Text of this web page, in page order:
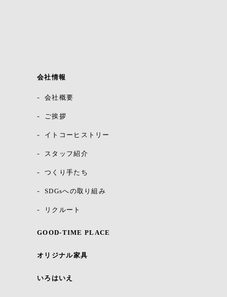
会社情報
会社概要
ご挨拶
イトコーヒストリー
スタッフ紹介
つくり手たち
SDGsへの取り組み
リクルート
GOOD-TIME PLACE
オリジナル家具
いろはいえ